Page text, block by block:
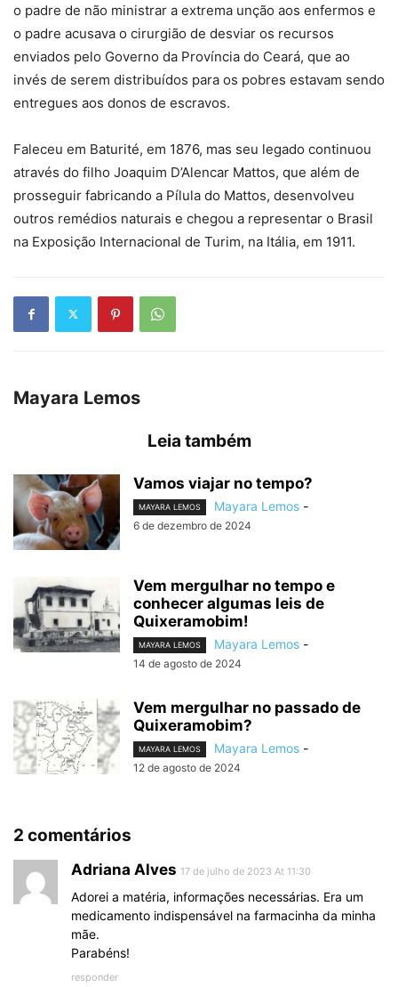
o padre de não ministrar a extrema unção aos enfermos e
o padre acusava o cirurgião de desviar os recursos
enviados pelo Governo da Província do Ceará, que ao
invés de serem distribuídos para os pobres estavam sendo
entregues aos donos de escravos.
Faleceu em Baturité, em 1876, mas seu legado continuou
através do filho Joaquim D’Alencar Mattos, que além de
prosseguir fabricando a Pílula do Mattos, desenvolveu
outros remédios naturais e chegou a representar o Brasil
na Exposição Internacional de Turim, na Itália, em 1911.
Mayara Lemos
Leia também
Vamos viajar no tempo?
MAYARA LEMOS Mayara Lemos -
6 de dezembro de 2024
Vem mergulhar no tempo e
conhecer algumas leis de
Quixeramobim!
MAYARA LEMOS Mayara Lemos -
14 de agosto de 2024
Vem mergulhar no passado de
Quixeramobim?
MAYARA LEMOS Mayara Lemos -
12 de agosto de 2024
2 comentários
Adriana Alves 17 de julho de 2023 At 11:30
Adorei a matéria, informações necessárias. Era um
medicamento indispensável na farmacinha da minha
mãe.
Parabéns!
responder